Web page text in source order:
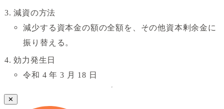
減資の方法
減少する資本金の額の全額を、その他資本剰余金に
振り替える。
効力発生日
令和 4 年 3 月 18 日
✕